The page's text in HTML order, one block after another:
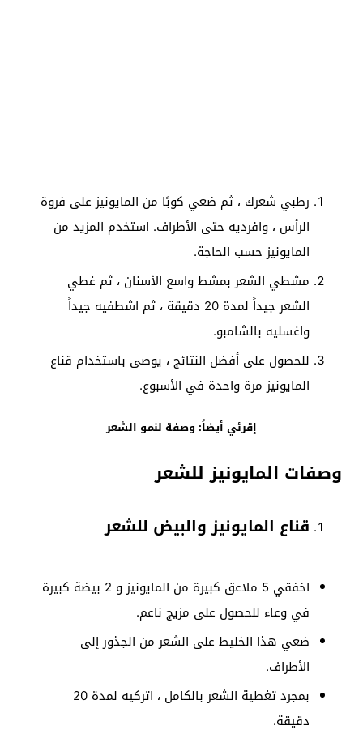
رطبي شعرك ، ثم ضعي كوبًا من المايونيز على فروة
الرأس ، وافرديه حتى الأطراف. استخدم المزيد من
المايونيز حسب الحاجة.
مشطي الشعر بمشط واسع الأسنان ، ثم غطي
الشعر جيداً لمدة 20 دقيقة ، ثم اشطفيه جيداً
واغسليه بالشامبو.
للحصول على أفضل النتائج ، يوصى باستخدام قناع
المايونيز مرة واحدة في الأسبوع.
إقرئي أيضاً: وصفة لنمو الشعر
وصفات المايونيز للشعر
قناع المايونيز والبيض للشعر
اخفقي 5 ملاعق كبيرة من المايونيز و 2 بيضة كبيرة
في وعاء للحصول على مزيج ناعم.
ضعي هذا الخليط على الشعر من الجذور إلى
الأطراف.
بمجرد تغطية الشعر بالكامل ، اتركيه لمدة 20
دقيقة.